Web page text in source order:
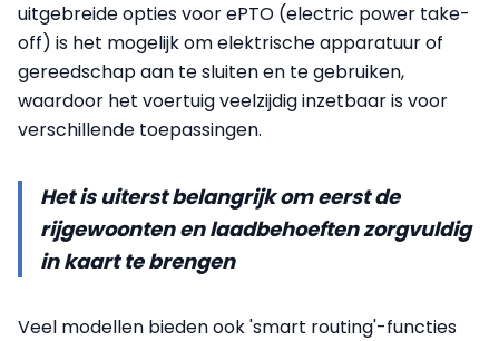
uitgebreide opties voor ePTO (electric power take-
off) is het mogelijk om elektrische apparatuur of
gereedschap aan te sluiten en te gebruiken,
waardoor het voertuig veelzijdig inzetbaar is voor
verschillende toepassingen.
Het is uiterst belangrijk om eerst de
rijgewoonten en laadbehoeften zorgvuldig
in kaart te brengen
Veel modellen bieden ook 'smart routing'-functies